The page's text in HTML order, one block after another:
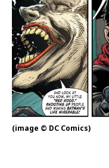
(image © DC Comics)